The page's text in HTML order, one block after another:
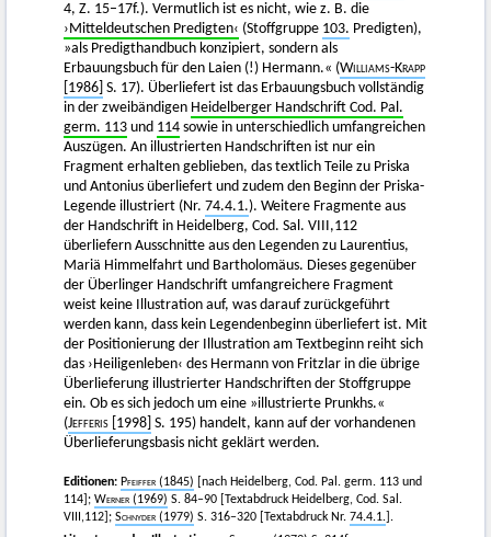
4, Z. 15–17f.). Vermutlich ist es nicht, wie z. B. die
›Mitteldeutschen Predigten‹ (Stoffgruppe 103. Predigten),
»als Predigthandbuch konzipiert, sondern als
Erbauungsbuch für den Laien (!) Hermann.« (Williams-Krapp
[1986] S. 17). Überliefert ist das Erbauungsbuch vollständig
in der zweibändigen Heidelberger Handschrift Cod. Pal.
germ. 113 und 114 sowie in unterschiedlich umfangreichen
Auszügen. An illustrierten Handschriften ist nur ein
Fragment erhalten geblieben, das textlich Teile zu Priska
und Antonius überliefert und zudem den Beginn der Priska-
Legende illustriert (Nr. 74.4.1.). Weitere Fragmente aus
der Handschrift in Heidelberg, Cod. Sal. VIII,112
überliefern Ausschnitte aus den Legenden zu Laurentius,
Mariä Himmelfahrt und Bartholomäus. Dieses gegenüber
der Überlinger Handschrift umfangreichere Fragment
weist keine Illustration auf, was darauf zurückgeführt
werden kann, dass kein Legendenbeginn überliefert ist. Mit
der Positionierung der Illustration am Textbeginn reiht sich
das ›Heiligenleben‹ des Hermann von Fritzlar in die übrige
Überlieferung illustrierter Handschriften der Stoffgruppe
ein. Ob es sich jedoch um eine »illustrierte Prunkhs.«
(Jefferis [1998] S. 195) handelt, kann auf der vorhandenen
Überlieferungsbasis nicht geklärt werden.
Editionen: Pfeiffer (1845) [nach Heidelberg, Cod. Pal. germ. 113 und
114]; Werner (1969) S. 84–90 [Textabdruck Heidelberg, Cod. Sal.
VIII,112]; Schnyder (1979) S. 316–320 [Textabdruck Nr. 74.4.1. ].